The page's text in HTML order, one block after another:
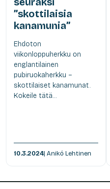
”skottilaisia
kanamunia”
Ehdoton
viikonloppuherkku on
englantilainen
pubiruokaherkku –
skottilaiset kanamunat.
Kokeile tätä...
10.3.2024| Anikó Lehtinen